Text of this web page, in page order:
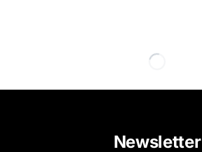
Newsletter